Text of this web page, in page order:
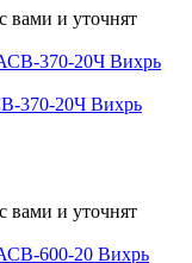
вами и уточнят
370-20Ч Вихрь
вами и уточнят